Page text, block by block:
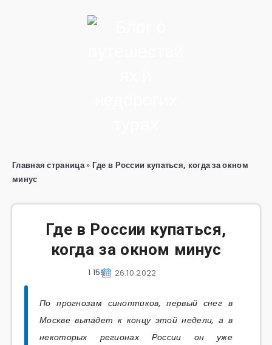
Главная страница» Где в России купаться, когда за окном
минус
Где в России купаться,
когда за окном минус
26.10.2022
1 159
По прогнозам синоптиков, первый снег в
Москве выпадет к концу этой недели, а в
некоторых регионах России он уже